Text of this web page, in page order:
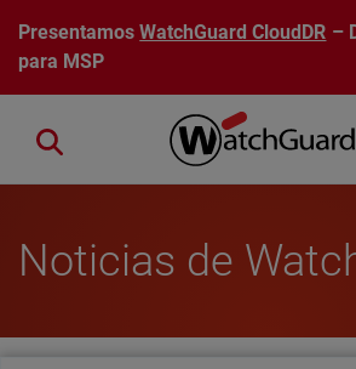
Pasar al contenido principal
PresentamosWatchGuard CloudDR –
para MSP
Close search
Noticias de